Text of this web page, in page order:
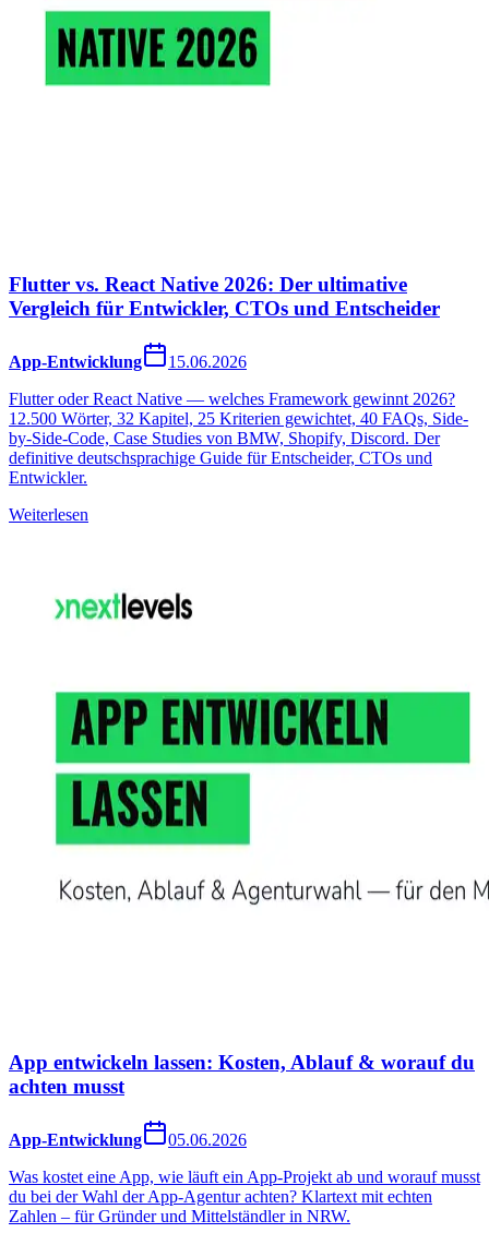
Flutter vs. React Native 2026: Der ultimative
Vergleich für Entwickler, CTOs und Entscheider
App-Entwicklung
15.06.2026
Flutter oder React Native — welches Framework gewinnt 2026?
12.500 Wörter, 32 Kapitel, 25 Kriterien gewichtet, 40 FAQs, Side-
by-Side-Code, Case Studies von BMW, Shopify, Discord. Der
definitive deutschsprachige Guide für Entscheider, CTOs und
Entwickler.
Weiterlesen
App entwickeln lassen: Kosten, Ablauf & worauf du
achten musst
App-Entwicklung
05.06.2026
Was kostet eine App, wie läuft ein App-Projekt ab und worauf musst
du bei der Wahl der App-Agentur achten? Klartext mit echten
Zahlen – für Gründer und Mittelständler in NRW.